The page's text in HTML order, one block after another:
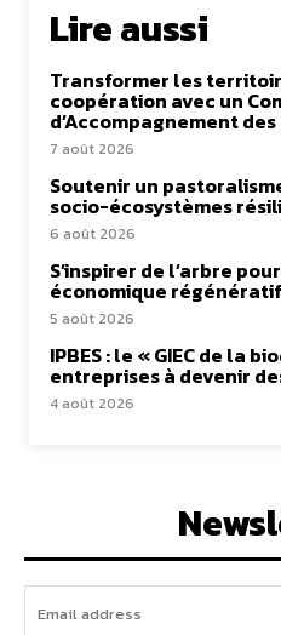
Lire aussi
Transformer les
coopération avec un
d’Accompagnement
7 août 2026
Soutenir un
socio-écosystèmes
6 août 2026
S’inspirer de l’arbre
économique
5 août 2026
IPBES : le « GIEC de la
entreprises à devenir
4 août 2026